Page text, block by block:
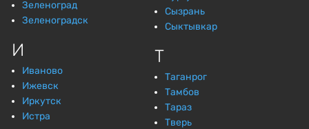
Зеленоград
Зеленоградск
И
Иваново
Ижевск
Иркутск
Истра
Сызрань
Сыктывкар
Т
Таганрог
Тамбов
Тараз
Тверь